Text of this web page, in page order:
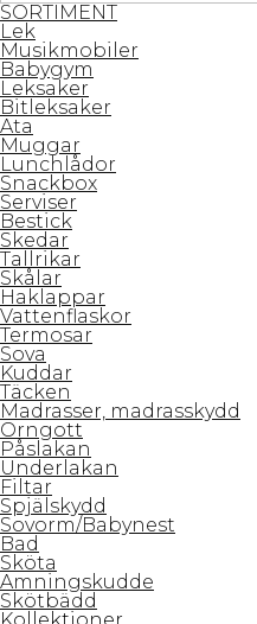
SORTIMENT
Lek
Musikmobiler
Babygym
Leksaker
Bitleksaker
Äta
Muggar
Lunchlådor
Snackbox
Serviser
Bestick
Skedar
Tallrikar
Skålar
Haklappar
Vattenflaskor
Termosar
Sova
Kuddar
Täcken
Madrasser, madrasskydd
Örngott
Påslakan
Underlakan
Filtar
Spjälskydd
Sovorm/Babynest
Bad
Sköta
Amningskudde
Skötbädd